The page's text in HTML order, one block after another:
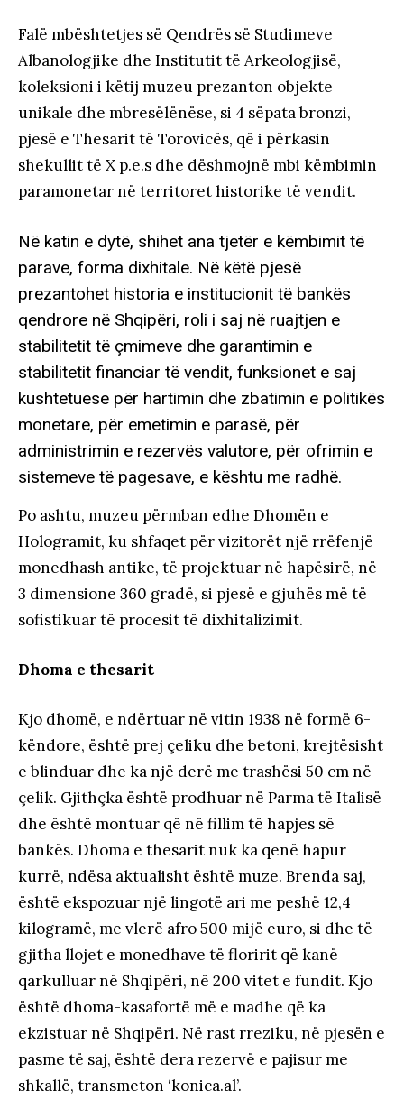
Falë mbështetjes së Qendrës së Studimeve
Albanologjike dhe Institutit të Arkeologjisë,
koleksioni i këtij muzeu prezanton objekte
unikale dhe mbresëlënëse, si 4 sëpata bronzi,
pjesë e Thesarit të Torovicës, që i përkasin
shekullit të X p.e.s dhe dëshmojnë mbi këmbimin
paramonetar në territoret historike të vendit.
Në katin e dytë, shihet ana tjetër e këmbimit të
parave, forma dixhitale. Në këtë pjesë
prezantohet historia e institucionit të bankës
qendrore në Shqipëri, roli i saj në ruajtjen e
stabilitetit të çmimeve dhe garantimin e
stabilitetit financiar të vendit, funksionet e saj
kushtetuese për hartimin dhe zbatimin e politikës
monetare, për emetimin e parasë, për
administrimin e rezervës valutore, për ofrimin e
sistemeve të pagesave, e kështu me radhë.
Po ashtu, muzeu përmban edhe Dhomën e
Hologramit, ku shfaqet për vizitorët një rrëfenjë
monedhash antike, të projektuar në hapësirë, në
3 dimensione 360 gradë, si pjesë e gjuhës më të
sofistikuar të procesit të dixhitalizimit.
Dhoma e thesarit
Kjo dhomë, e ndërtuar në vitin 1938 në formë 6-
këndore, është prej çeliku dhe betoni, krejtësisht
e blinduar dhe ka një derë me trashësi 50 cm në
çelik. Gjithçka është prodhuar në Parma të Italisë
dhe është montuar që në fillim të hapjes së
bankës. Dhoma e thesarit nuk ka qenë hapur
kurrë, ndësa aktualisht është muze. Brenda saj,
është ekspozuar një lingotë ari me peshë 12,4
kilogramë, me vlerë afro 500 mijë euro, si dhe të
gjitha llojet e monedhave të floririt që kanë
qarkulluar në Shqipëri, në 200 vitet e fundit. Kjo
është dhoma-kasafortë më e madhe që ka
ekzistuar në Shqipëri. Në rast rreziku, në pjesën e
pasme të saj, është dera rezervë e pajisur me
shkallë, transmeton ‘konica.al’.